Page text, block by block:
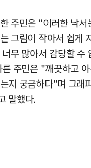
주민은 "이러한 낙
그림이 작아서 쉽게
무 많아서 감당할 수
주민은 "깨끗하고
지 궁금하다"며 그래
말했다.